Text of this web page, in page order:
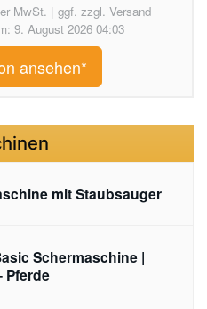
MwSt. | ggf. zzgl. Versand
9. August 2026 04:03
ansehen*
mit Staubsauger
Schermaschine |
Pferde